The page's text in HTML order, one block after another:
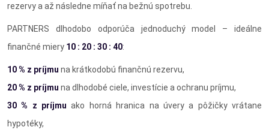
rezervy a až následne míňať na bežnú spotrebu.
PARTNERS dlhodobo odporúča jednoduchý model – ideálne
finančné miery 10 : 20 : 30 : 40:
10 % z príjmu na krátkodobú finančnú rezervu,
20 % z príjmu na dlhodobé ciele, investície a ochranu príjmu,
30 % z príjmu ako horná hranica na úvery a pôžičky vrátane
hypotéky,